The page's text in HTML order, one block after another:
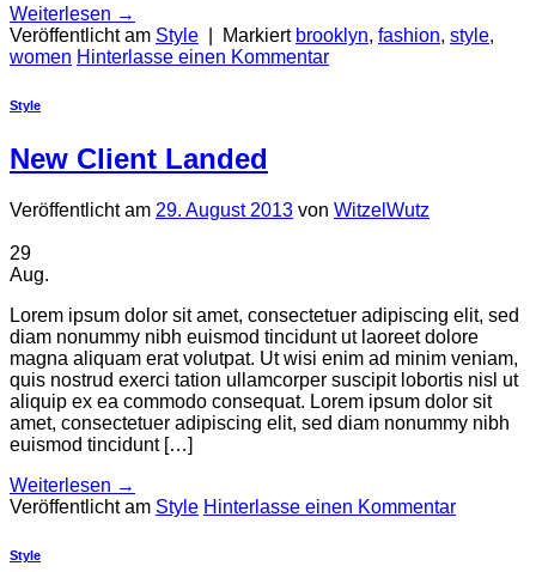
Weiterlesen →
Veröffentlicht am Style Markiert brooklyn, fashion, style,
women Hinterlasse einen Kommentar
Style
New Client Landed
Veröffentlicht am 29. August 2013 von WitzelWutz
29
Aug.
Lorem ipsum dolor sit amet, consectetuer adipiscing elit, sed
diam nonummy nibh euismod tincidunt ut laoreet dolore
magna aliquam erat volutpat. Ut wisi enim ad minim veniam,
quis nostrud exerci tation ullamcorper suscipit lobortis nisl ut
aliquip ex ea commodo consequat. Lorem ipsum dolor sit
amet, consectetuer adipiscing elit, sed diam nonummy nibh
euismod tincidunt […]
Weiterlesen →
Veröffentlicht am Style Hinterlasse einen Kommentar
Style